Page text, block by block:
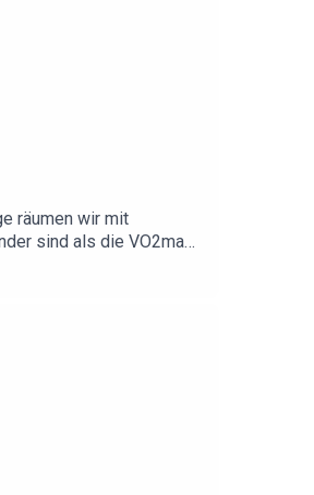
räumen wir mit
sind als die VO2max
bei LAPONDO